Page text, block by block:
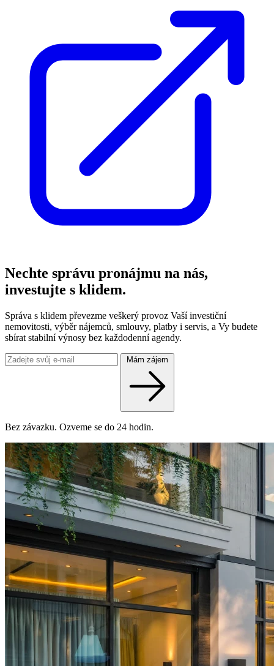
Nechte správu pronájmu na nás,
investujte s klidem.
Správa s klidem převezme veškerý provoz Vaší investiční
nemovitosti, výběr nájemců, smlouvy, platby i servis, a Vy budete
sbírat stabilní výnosy bez každodenní agendy.
Mám zájem
Bez závazku. Ozveme se do 24 hodin.